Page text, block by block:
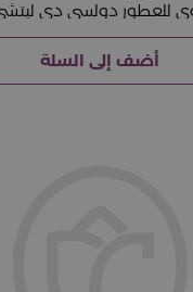
أضف إلى السلة